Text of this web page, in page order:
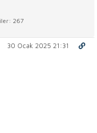
267
30 Ocak 2025 21:31